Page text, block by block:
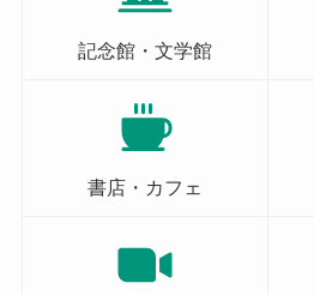
記念館・文学館
書店・カフェ